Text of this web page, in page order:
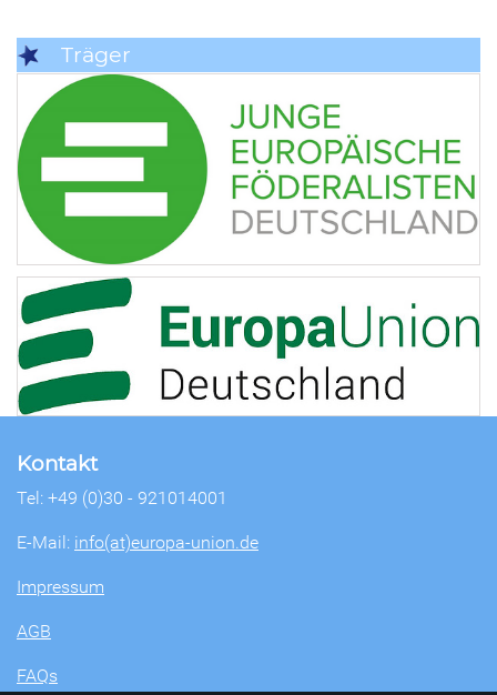
Träger
Kontakt
Tel: +49 (0)30 - 921014001
E-Mail: info(at)europa-union.de
Impressum
AGB
FAQs